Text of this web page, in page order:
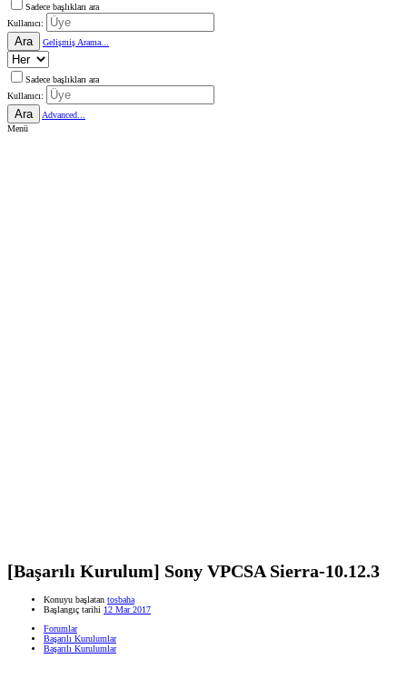
Sadece başlıkları ara
Kullanıcı:
Ara Gelişmiş Arama...
Sadece başlıkları ara
Kullanıcı:
Ara
Advanced...
Menü
[Başarılı Kurulum] Sony VPCSA Sierra-10.12.3
Konuyu başlatan tosbaha
Başlangıç tarihi 12 Mar 2017
Forumlar
Başarılı Kurulumlar
Başarılı Kurulumlar